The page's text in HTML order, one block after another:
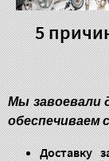
5
Мы завоевали
обеспечиваем
Доставку